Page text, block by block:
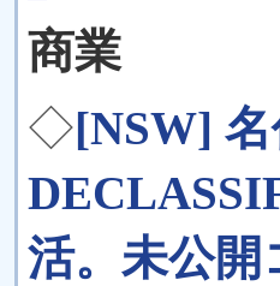
商業
◇[NSW]
活。未公